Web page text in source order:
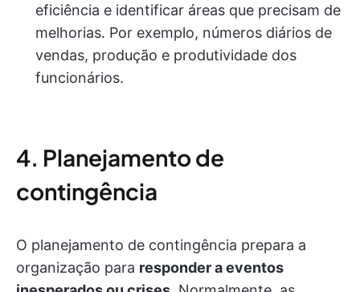
eficiência e identificar áreas que precisam de
melhorias. Por exemplo, números diários de
vendas, produção e produtividade dos
funcionários.
4. Planejamento de
contingência
O planejamento de contingência prepara a
organização para responder a eventos